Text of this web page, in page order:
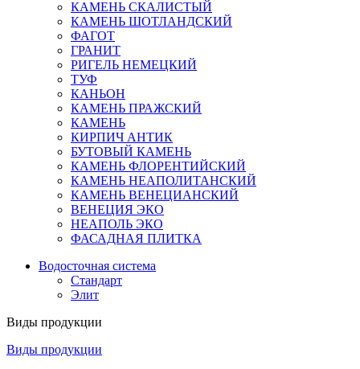
КАМЕНЬ СКАЛИСТЫЙ
КАМЕНЬ ШОТЛАНДСКИЙ
ФАГОТ
ГРАНИТ
РИГЕЛЬ НЕМЕЦКИЙ
ТУФ
КАНЬОН
КАМЕНЬ ПРАЖСКИЙ
КАМЕНЬ
КИРПИЧ АНТИК
БУТОВЫЙ КАМЕНЬ
КАМЕНЬ ФЛОРЕНТИЙСКИЙ
КАМЕНЬ НЕАПОЛИТАНСКИЙ
КАМЕНЬ ВЕНЕЦИАНСКИЙ
ВЕНЕЦИЯ ЭКО
НЕАПОЛЬ ЭКО
ФАСАДНАЯ ПЛИТКА
Водосточная система
Стандарт
Элит
Виды продукции
Виды продукции